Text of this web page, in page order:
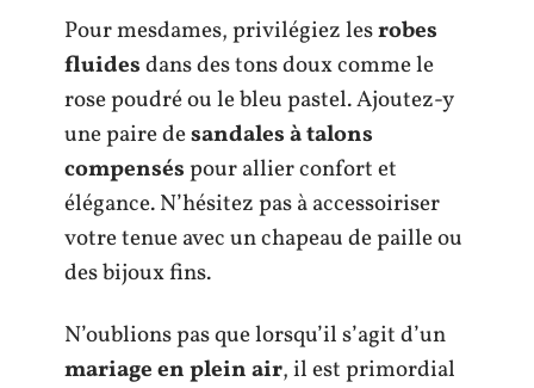
Pour mesdames, privilégiez lesrobes
fluidesdans des tons doux comme le
rose poudré ou le bleu pastel. Ajoutez-y
une paire desandales à talons
compenséspour allier confort et
élégance. N’hésitez pas à accessoiriser
votre tenue avec un chapeau de paille ou
des bijoux fins.
N’oublions pas que lorsqu’il s’agit d’un
mariage en plein air, il est primordial